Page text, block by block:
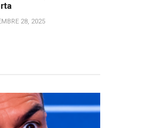
28, 2025